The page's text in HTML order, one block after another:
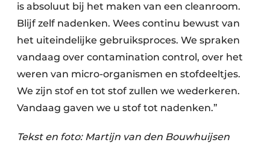
is absoluut bij het maken van een cleanroom.
Blijf zelf nadenken. Wees continu bewust van
het uiteindelijke gebruiksproces. We spraken
vandaag over contamination control, over het
weren van micro-organismen en stofdeeltjes.
We zijn stof en tot stof zullen we wederkeren.
Vandaag gaven we u stof tot nadenken.”
Tekst en foto: Martijn van den Bouwhuijsen